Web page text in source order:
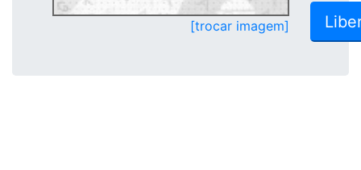
[trocar imagem]